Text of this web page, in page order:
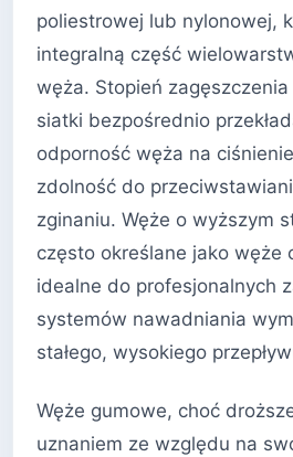
poliestrowej lub nylonowej,
integralną część
węża. Stopień
siatki bezpośrednio
odporność węża na
zdolność do
zginaniu. Węże o wyższym
często określane jako węże
idealne do profesjonalnych
systemów nawadniania
stałego, wysokiego
Węże gumowe, choć
uznaniem ze względu na